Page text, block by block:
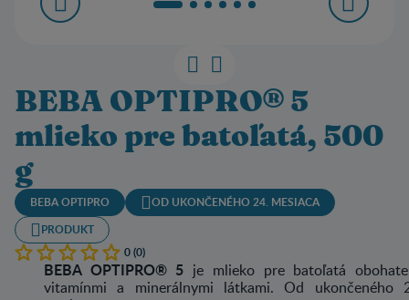
BEBA OPTIPRO® 5
mlieko pre batoľatá, 500
g
BEBA OPTIPRO
OD UKONČENÉHO 24. MESIACA
PRODUKT
0 (0)
BEBA OPTIPRO® 5 je mlieko pre batoľatá
vitamínmi a minerálnymi látkami. Od ukončeného